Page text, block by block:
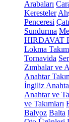
Arabaları
Keresteler
Penceresi
Sundurma
HIRDAVAT
Lokma
Tornavida
Zımbalar ve
Anahtar
İngiliz
Anahtar ve
ve Takımları
Balyoz Balta